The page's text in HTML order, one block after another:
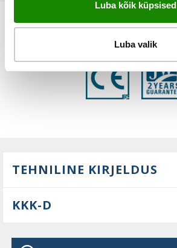
Luba kõik küpsised
Luba valik
TEHNILINE KIRJELDUS
KKK-D